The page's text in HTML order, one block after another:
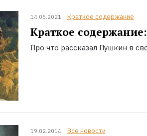
14.05.2021 Краткое содержание
Краткое
Про что рассказал Пушкин в
19.02.2014 Все новости